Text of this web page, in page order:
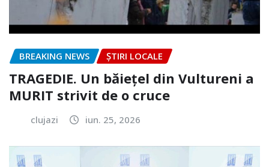
BREAKING NEWS ȘTIRI LOCALE
TRAGEDIE. Un băiețel din Vultureni a
MURIT strivit de o cruce
clujazi iun. 25, 2026